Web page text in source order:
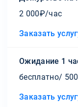
2 000₽/час
Заказать
Ожидание 1
бесплатно/
Заказать